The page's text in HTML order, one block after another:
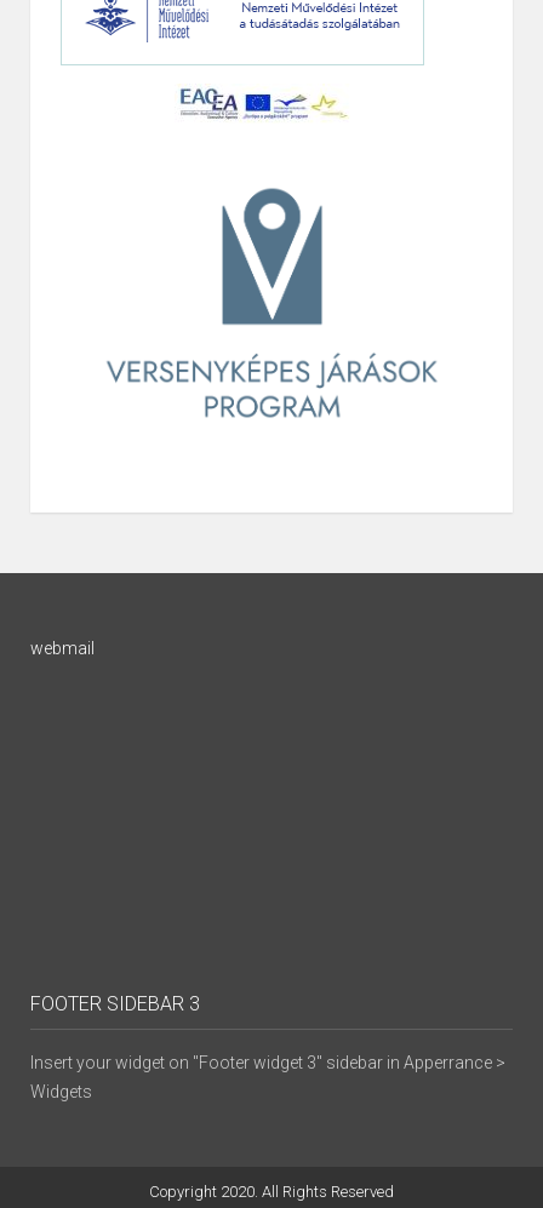
webmail
FOOTER SIDEBAR 3
Insert your widget on "Footer widget 3" sidebar in Apperrance >
Widgets
Copyright 2020. All Rights Reserved